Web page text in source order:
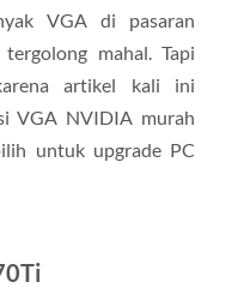
VGA di pasaran
mahal. Tapi
artikel kali ini
VGA NVIDIA murah
untuk upgrade PC